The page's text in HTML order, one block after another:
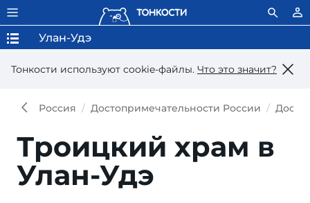
Тонкости используют сookie-файлы. Что это значит?
Улан-Удэ
Россия Достопримечательности России
Троицкий храм в
Улан-Удэ